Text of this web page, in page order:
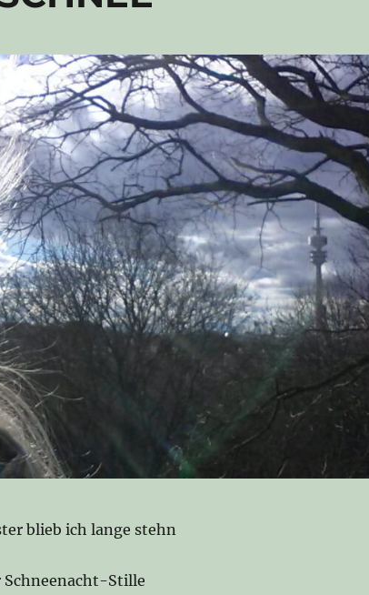
blieb ich lange stehn
Stille